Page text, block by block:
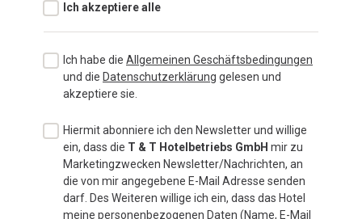
Ich akzeptiere alle
Ich habe die Allgemeinen Geschäftsbedingungen
und die Datenschutzerklärung gelesen und
akzeptiere sie.
Hiermit abonniere ich den Newsletter und willige
ein, dass die T & T Hotelbetriebs GmbH mir zu
Marketingzwecken Newsletter/Nachrichten, an
die von mir angegebene E-Mail Adresse senden
darf. Des Weiteren willige ich ein, dass das Hotel
meine personenbezogenen Daten (Name, E-Mail